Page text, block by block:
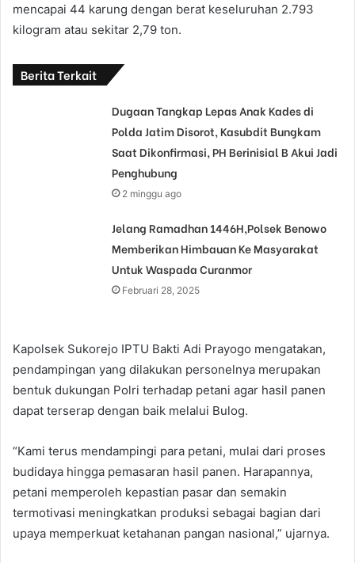
mencapai 44 karung dengan berat keseluruhan 2.793
kilogram atau sekitar 2,79 ton.
Berita Terkait
Dugaan Tangkap Lepas Anak Kades di
Polda Jatim Disorot, Kasubdit Bungkam
Saat Dikonfirmasi, PH Berinisial B Akui Jadi
Penghubung
2 minggu ago
Jelang Ramadhan 1446H,Polsek Benowo
Memberikan Himbauan Ke Masyarakat
Untuk Waspada Curanmor
Februari 28, 2025
Kapolsek Sukorejo IPTU Bakti Adi Prayogo mengatakan,
pendampingan yang dilakukan personelnya merupakan
bentuk dukungan Polri terhadap petani agar hasil panen
dapat terserap dengan baik melalui Bulog.
“Kami terus mendampingi para petani, mulai dari proses
budidaya hingga pemasaran hasil panen. Harapannya,
petani memperoleh kepastian pasar dan semakin
termotivasi meningkatkan produksi sebagai bagian dari
upaya memperkuat ketahanan pangan nasional,” ujarnya.